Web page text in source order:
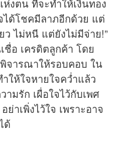
งตน ที่จะทำให้เงินทอง
ได้โชคมีลาภอีกด้วย แต่
ว ไม่หนี แต่ยังไม่มีจ่าย!”
ชื่อ เครดิตลูกค้า โดย
จารณาให้รอบคอบ ใน
ให้ใจหายใจคว่ำแล้ว
ามรัก เผื่อใจไว้กับเพศ
าเพิ่งไว้ใจ เพราะอาจ
ด้